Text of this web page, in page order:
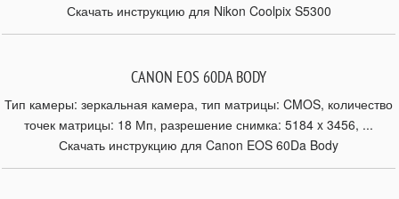
Скачать инструкцию для Nikon Coolpix S5300
CANON EOS 60DA BODY
Тип камеры: зеркальная камера, тип матрицы: CMOS, количество
точек матрицы: 18 Мп, разрешение снимка: 5184 x 3456, ...
Скачать инструкцию для Canon EOS 60Da Body